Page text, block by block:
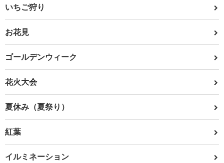
いちご狩り
お花見
ゴールデンウィーク
花火大会
夏休み（夏祭り）
紅葉
イルミネーション